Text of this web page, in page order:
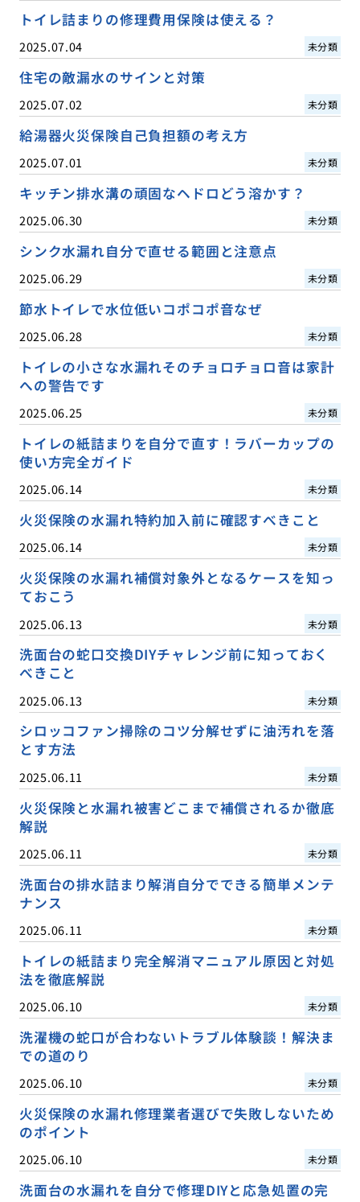
トイレ詰まりの修理費用保険は使える？
2025.07.04 未分類
住宅の敵漏水のサインと対策
2025.07.02 未分類
給湯器火災保険自己負担額の考え方
2025.07.01 未分類
キッチン排水溝の頑固なヘドロどう溶かす？
2025.06.30 未分類
シンク水漏れ自分で直せる範囲と注意点
2025.06.29 未分類
節水トイレで水位低いコポコポ音なぜ
2025.06.28 未分類
トイレの小さな水漏れそのチョロチョロ音は家計
への警告です
2025.06.25 未分類
トイレの紙詰まりを自分で直す！ラバーカップの
使い方完全ガイド
2025.06.14 未分類
火災保険の水漏れ特約加入前に確認すべきこと
2025.06.14 未分類
火災保険の水漏れ補償対象外となるケースを知っ
ておこう
2025.06.13 未分類
洗面台の蛇口交換DIYチャレンジ前に知っておく
べきこと
2025.06.13 未分類
シロッコファン掃除のコツ分解せずに油汚れを落
とす方法
2025.06.11 未分類
火災保険と水漏れ被害どこまで補償されるか徹底
解説
2025.06.11 未分類
洗面台の排水詰まり解消自分でできる簡単メンテ
ナンス
2025.06.11 未分類
トイレの紙詰まり完全解消マニュアル原因と対処
法を徹底解説
2025.06.10 未分類
洗濯機の蛇口が合わないトラブル体験談！解決ま
での道のり
2025.06.10 未分類
火災保険の水漏れ修理業者選びで失敗しないため
のポイント
2025.06.10 未分類
洗面台の水漏れを自分で修理DIYと応急処置の完